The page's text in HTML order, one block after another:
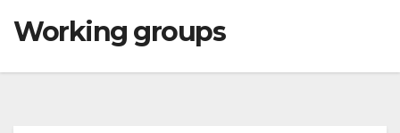
Working groups